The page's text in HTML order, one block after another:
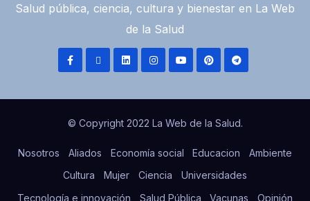
Salud pública, ciencia, cultura y bienestar en La Web
de la Salud
© Copyright 2022 La Web de la Salud.
Nosotros Aliados Economía social Educacion
Ambiente
Cultura
Mujer Ciencia
Universidades
Tecnología e innovación
Salud Pública Vacunas Opinión